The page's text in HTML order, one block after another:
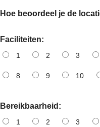
Hoe beoordeel je de
Faciliteiten:
1 2 3
8 9 10
Bereikbaarheid:
1 2 3